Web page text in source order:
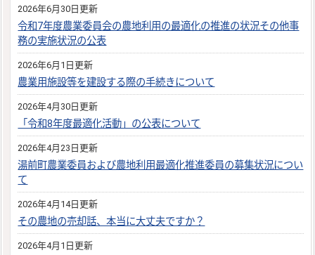
2026年6月30日更新
令和7年度農業委員会の農地利用の最適化の推進の状況その他事
務の実施状況の公表
2026年6月1日更新
農業用施設等を建設する際の手続きについて
2026年4月30日更新
「令和8年度最適化活動」の公表について
2026年4月23日更新
湯前町農業委員および農地利用最適化推進委員の募集状況につい
て
2026年4月14日更新
その農地の売却話、本当に⼤丈夫ですか？
2026年4月1日更新